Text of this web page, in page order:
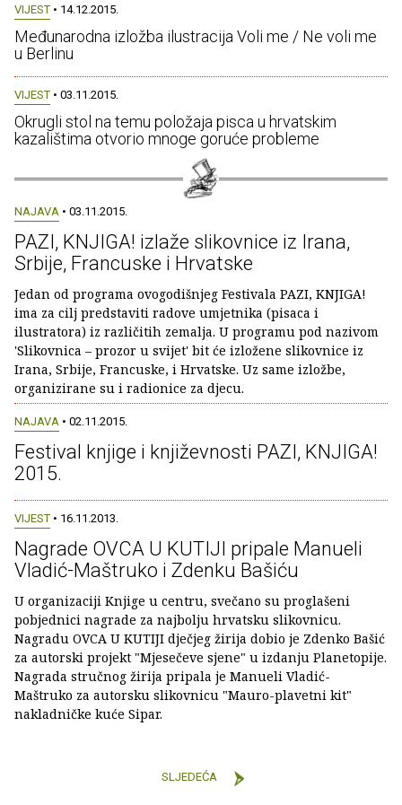
VIJEST • 14.12.2015.
Međunarodna izložba ilustracija Voli me / Ne voli me
u Berlinu
VIJEST • 03.11.2015.
Okrugli stol na temu položaja pisca u hrvatskim
kazalištima otvorio mnoge goruće probleme
NAJAVA • 03.11.2015.
PAZI, KNJIGA! izlaže slikovnice iz Irana,
Srbije, Francuske i Hrvatske
Jedan od programa ovogodišnjeg Festivala PAZI, KNJIGA!
ima za cilj predstaviti radove umjetnika (pisaca i
ilustratora) iz različitih zemalja. U programu pod nazivom
'Slikovnica – prozor u svijet' bit će izložene slikovnice iz
Irana, Srbije, Francuske, i Hrvatske. Uz same izložbe,
organizirane su i radionice za djecu.
NAJAVA • 02.11.2015.
Festival knjige i književnosti PAZI, KNJIGA!
2015.
VIJEST • 16.11.2013.
Nagrade OVCA U KUTIJI pripale Manueli
Vladić-Maštruko i Zdenku Bašiću
U organizaciji Knjige u centru, svečano su proglašeni
pobjednici nagrade za najbolju hrvatsku slikovnicu.
Nagradu OVCA U KUTIJI dječjeg žirija dobio je Zdenko Bašić
za autorski projekt "Mjesečeve sjene" u izdanju Planetopije.
Nagrada stručnog žirija pripala je Manueli Vladić-
Maštruko za autorsku slikovnicu "Mauro-plavetni kit"
nakladničke kuće Sipar.
SLJEDEĆA